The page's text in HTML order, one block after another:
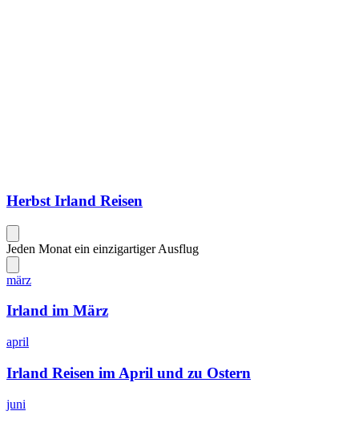
Herbst Irland Reisen
Jeden Monat ein einzigartiger Ausflug
märz
Irland im März
april
Irland Reisen im April und zu Ostern
juni